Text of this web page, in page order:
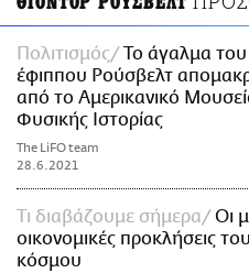
Πολιτισμός
Το άγαλμα του
έφιππου Ρούσβελτ
από το Αμερικανικό
Φυσικής Ιστορίας
The LiFO team
28.6.2021
Τι διαβάζουμε σήμερα
Οι
οικονομικές προκλήσεις του
κόσμου